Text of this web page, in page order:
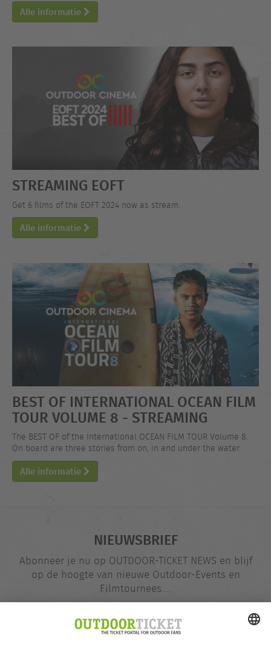
Alle informatie
STREAMING EOFT
Get 6 films of the EOFT 2024 now as stream.
Alle informatie
BEST OF INTERNATIONAL OCEAN FILM
TOUR VOLUME 8 - STREAMING
The BEST OF of the International OCEAN FILM TOUR Volume 8.
On board are three stories from on, in and under the water.
Alle informatie
NIEUWSBRIEF
Abonneer je nu op OUTDOOR-TICKET NEWS en blijf
op de hoogte van nieuwe Outdoor-Events en
Filmtournees....
mailadres